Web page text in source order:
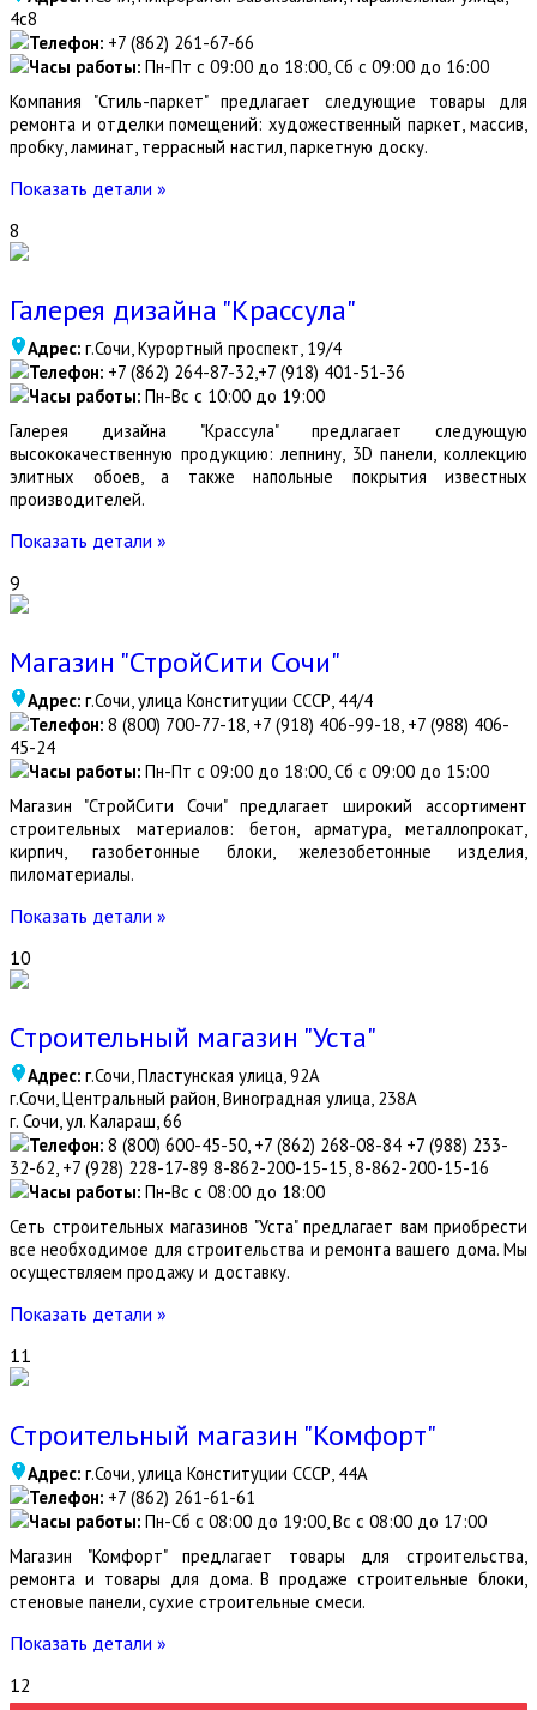
4с8
Телефон: +7 (862) 261-67-66
Часы работы: Пн-Пт с 09:00 до 18:00, Сб с 09:00 до 16:00
Компания "Стиль-паркет" предлагает следующие товары для
ремонта и отделки помещений: художественный паркет, массив,
пробку, ламинат, террасный настил, паркетную доску.
Показать детали »
8
Галерея дизайна "Крассула"
Адрес: г.Сочи, Курортный проспект, 19/4
Телефон: +7 (862) 264-87-32,+7 (918) 401-51-36
Часы работы: Пн-Вс с 10:00 до 19:00
Галерея дизайна "Крассула" предлагает следующую
высококачественную продукцию: лепнину, 3D панели, коллекцию
элитных обоев, а также напольные покрытия известных
производителей.
Показать детали »
9
Магазин "СтройСити Сочи"
Адрес: г.Сочи, улица Конституции СССР, 44/4
Телефон: 8 (800) 700-77-18, +7 (918) 406-99-18, +7 (988) 406-
45-24
Часы работы: Пн-Пт с 09:00 до 18:00, Сб с 09:00 до 15:00
Магазин "СтройСити Сочи" предлагает широкий ассортимент
строительных материалов: бетон, арматура, металлопрокат,
кирпич, газобетонные блоки, железобетонные изделия,
пиломатериалы.
Показать детали »
10
Строительный магазин "Уста"
Адрес: г.Сочи, Пластунская улица, 92А
г.Сочи, Центральный район, Виноградная улица, 238А
г. Сочи, ул. Калараш, 66
Телефон: 8 (800) 600-45-50, +7 (862) 268-08-84 +7 (988) 233-
32-62, +7 (928) 228-17-89 8-862-200-15-15, 8-862-200-15-16
Часы работы: Пн-Вс с 08:00 до 18:00
Сеть строительных магазинов "Уста" предлагает вам приобрести
все необходимое для строительства и ремонта вашего дома. Мы
осуществляем продажу и доставку.
Показать детали »
11
Строительный магазин "Комфорт"
Адрес: г.Сочи, улица Конституции СССР, 44А
Телефон: +7 (862) 261-61-61
Часы работы: Пн-Сб с 08:00 до 19:00, Вс с 08:00 до 17:00
Магазин "Комфорт" предлагает товары для строительства,
ремонта и товары для дома. В продаже строительные блоки,
стеновые панели, сухие строительные смеси.
Показать детали »
12